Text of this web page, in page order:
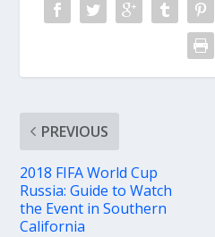
PREVIOUS
2018 FIFA World Cup
Russia: Guide to Watch
the Event in Southern
California